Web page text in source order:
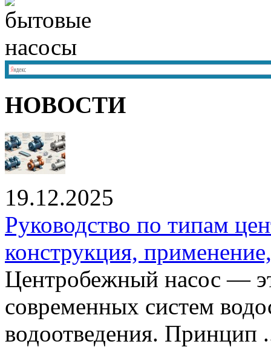
НОВОСТИ
19.12.2025
Руководство по типам
конструкция,
Центробежный насос —
современных систем
водоотведения. Принцип